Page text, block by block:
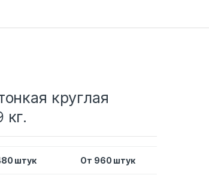
круглая
штук От 960 штук